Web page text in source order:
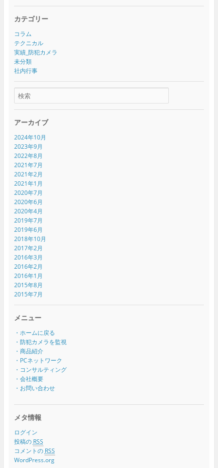
カテゴリー
コラム
テクニカル
実績_防犯カメラ
未分類
社内行事
アーカイブ
2024年10月
2023年9月
2022年8月
2021年7月
2021年2月
2021年1月
2020年7月
2020年6月
2020年4月
2019年7月
2019年6月
2018年10月
2017年2月
2016年3月
2016年2月
2016年1月
2015年8月
2015年7月
メニュー
・ホームに戻る
・防犯カメラを監視
・商品紹介
・PCネットワーク
・コンサルティング
・会社概要
・お問い合わせ
メタ情報
ログイン
投稿の RSS
コメントの RSS
WordPress.org